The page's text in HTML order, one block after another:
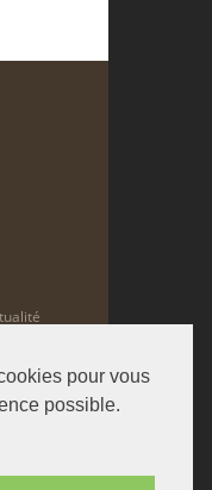
pour vous
possible.